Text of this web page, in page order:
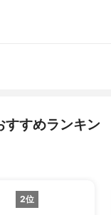
すすめランキン
2位